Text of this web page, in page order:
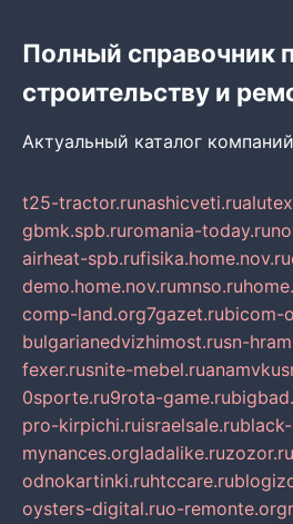
Полный справочник
строительству и
Актуальный каталог
t25-tractor.runashicveti.ru
gbmk.spb.ruromania-today.ru
airheat-spb.rufisika.home.nov.ru
demo.home.nov.rumnso.ru
comp-land.org7gazet.rubicom-
bulgarianedvizhimost.rusn-
fexer.rusnite-mebel.ru
0sporte.ru9rota-game.ru
pro-kirpichi.ruisraelsale.ru
mynances.orgladalike.ruzozor.ru
odnokartinki.ruhtccare.ru
oysters-digital.ruo-remonte.org